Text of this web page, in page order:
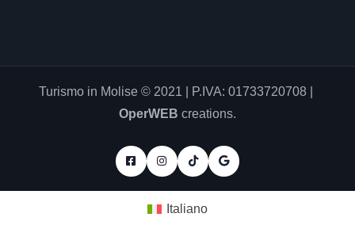
Turismo in Molise © 2021 | P.IVA: 01733720708 |
OperWEB creations.
Italiano